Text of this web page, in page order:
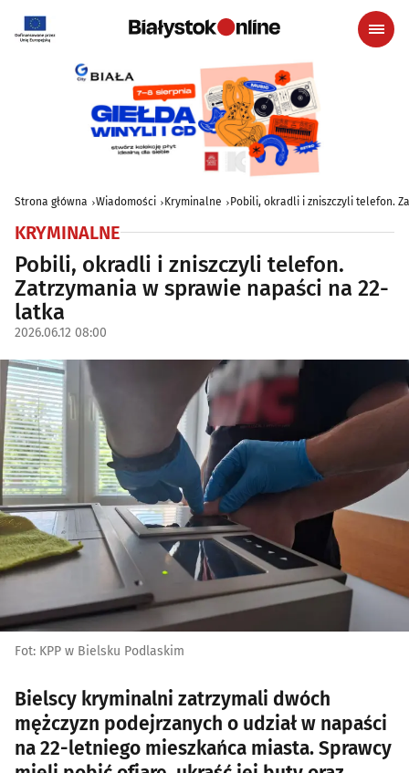
Strona główna Wiadomości Kryminalne Pobili, okradli i zniszczyli telefon.
KRYMINALNE
Pobili, okradli i zniszczyli telefon.
Zatrzymania w sprawie napaści na 22-
latka
2026.06.12 08:00
Fot: KPP w Bielsku Podlaskim
Bielscy kryminalni zatrzymali dwóch
mężczyzn podejrzanych o udział w napaści
na 22-letniego mieszkańca miasta. Sprawcy